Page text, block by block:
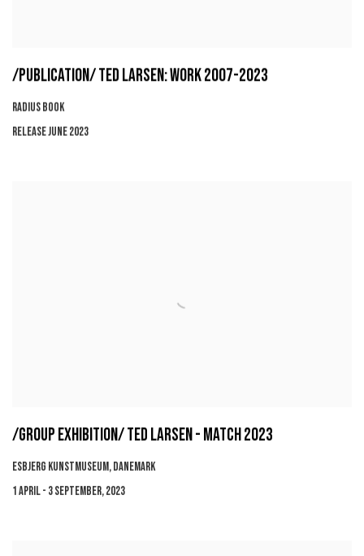
/PUBLICATION/ TED LARSEN: WORK 2007-2023
RADIUS BOOK
RELEASE JUNE 2023
/GROUP EXHIBITION/ TED LARSEN - MATCH 2023
ESBJERG KUNSTMUSEUM, DANEMARK
1 APRIL - 3 SEPTEMBER, 2023